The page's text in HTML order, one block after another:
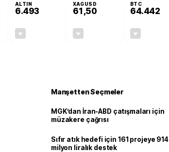
ALTIN
6.493
XAGUSD
61,50
BTC
64.442
Manşetten Seçmeler
MGK’dan İran-ABD çatışmaları için
müzakere çağrısı
Sıfır atık hedefi için 161 projeye 914
milyon liralık destek